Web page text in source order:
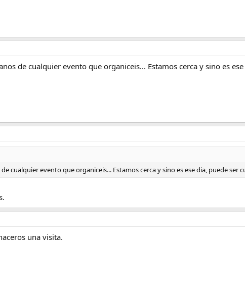
de cualquier evento que organiceis... Estamos cerca y sino es
cualquier evento que organiceis... Estamos cerca y sino es ese dia, puede ser
una visita.